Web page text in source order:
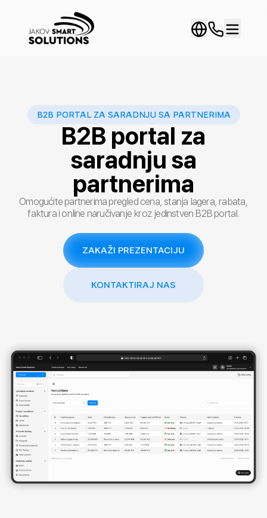
B2B PORTAL ZA SARADNJU SA PARTNERIMA
B2B portal za
saradnju sa
partnerima
Omogućite partnerima pregled cena, stanja lagera, rabata,
faktura i online naručivanje kroz jedinstven B2B portal.
ZAKAŽI PREZENTACIJU
KONTAKTIRAJ NAS